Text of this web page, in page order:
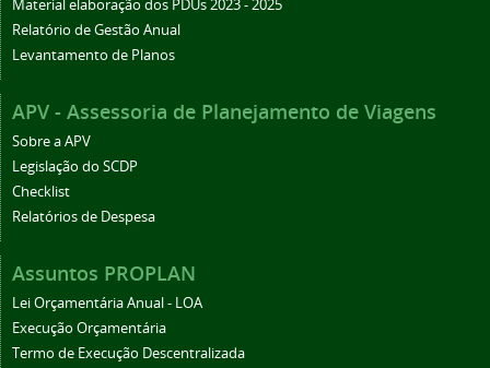
Material elaboração dos PDUs 2023 - 2025
Relatório de Gestão Anual
Levantamento de Planos
APV - Assessoria de Planejamento de Viagens
Sobre a APV
Legislação do SCDP
Checklist
Relatórios de Despesa
Assuntos PROPLAN
Lei Orçamentária Anual - LOA
Execução Orçamentária
Termo de Execução Descentralizada